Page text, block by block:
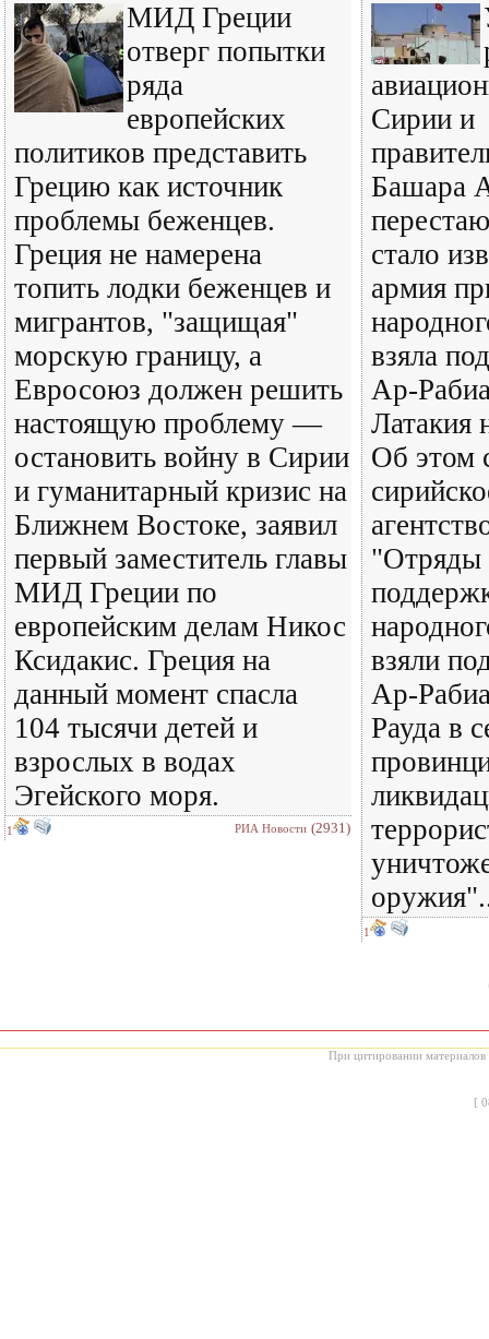
МИД Греции
отверг попытки
ряда
европейских
политиков представить
Грецию как источник
проблемы беженцев.
Греция не намерена
топить лодки беженцев и
мигрантов, "защищая"
морскую границу, а
Евросоюз должен решить
настоящую проблему —
остановить войну в Сирии
и гуманитарный кризис на
Ближнем Востоке, заявил
первый заместитель главы
МИД Греции по
европейским делам Никос
Ксидакис. Греция на
данный момент спасла
104 тысячи детей и
взрослых в водах
Эгейского моря.
1 РИА Новости (2931)
Сирии и
Башара
стало
армия
взяла
Ар-
Латакия
Об этом
"Отряды
взяли
Ар-
Рауда в
1
При цитировании материалов
[